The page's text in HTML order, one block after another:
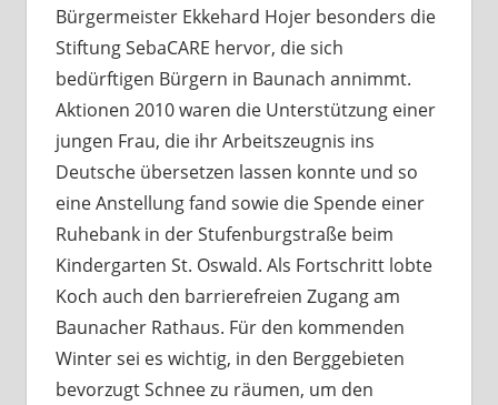
Bürgermeister Ekkehard Hojer besonders die
Stiftung SebaCARE hervor, die sich
bedürftigen Bürgern in Baunach annimmt.
Aktionen 2010 waren die Unterstützung einer
jungen Frau, die ihr Arbeitszeugnis ins
Deutsche übersetzen lassen konnte und so
eine Anstellung fand sowie die Spende einer
Ruhebank in der Stufenburgstraße beim
Kindergarten St. Oswald. Als Fortschritt lobte
Koch auch den barrierefreien Zugang am
Baunacher Rathaus. Für den kommenden
Winter sei es wichtig, in den Berggebieten
bevorzugt Schnee zu räumen, um den